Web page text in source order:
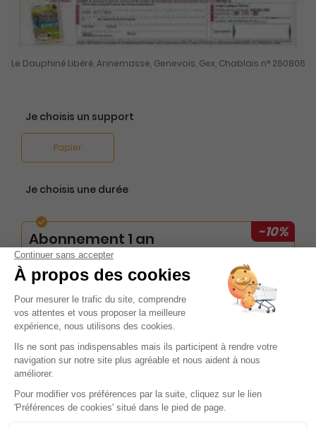
Le Dauphiné Libéré, Annemasse, Genevois, Gex, Chablais n° 260806
Je choisis un support
Papier
Je choisis une durée
-10%
Abonnement 1 an
364 n° • Papier + Web
474€12 526€ 80
Tarif France métropolitaine
Renouvellement à date d’anniversaire
Présentation du magazine Le Dauphiné
Libéré, Annemasse, Genevois, Gex, Chablais